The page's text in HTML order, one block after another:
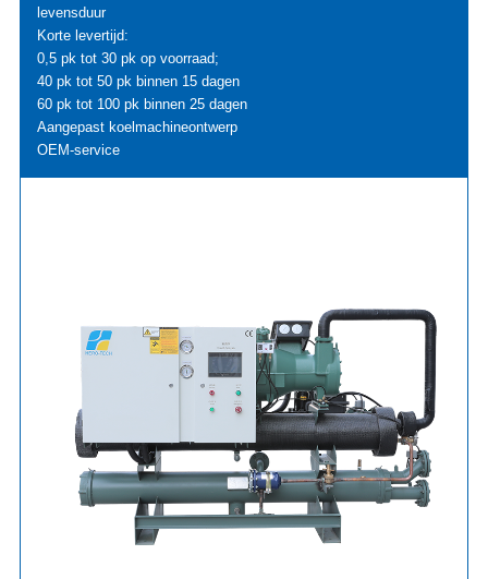
levensduur
Korte levertijd:
0,5 pk tot 30 pk op voorraad;
40 pk tot 50 pk binnen 15 dagen
60 pk tot 100 pk binnen 25 dagen
Aangepast koelmachineontwerp
OEM-service